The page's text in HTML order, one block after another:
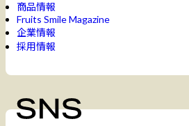
商品情報
Fruits Smile Magazine
企業情報
採用情報